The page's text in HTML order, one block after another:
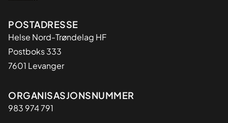
Adresse
POSTADRESSE
Helse Nord-Trøndelag HF
Postboks 333
7601 Levanger
Organisasjon
ORGANISASJONSNUMMER
983 974 791